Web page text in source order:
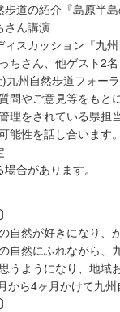
道の紹介『島原半
ん講演
スカッション『九
ちさん、他ゲスト2名
州自然歩道フォー
問やご意見等をもと
理をされている県担
能性を話し合います
合があります。
自然が好きになり、
自然にふれながら、
うようになり、地域
から4ヶ月かけて九